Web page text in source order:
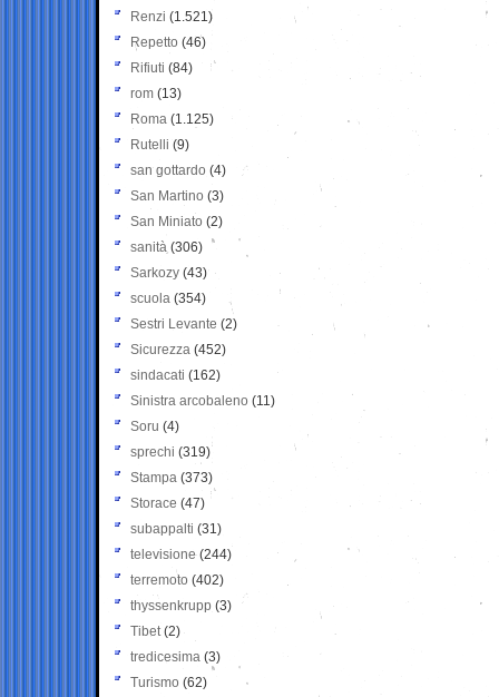
Renzi (1.521)
Repetto (46)
Rifiuti (84)
rom (13)
Roma (1.125)
Rutelli (9)
san gottardo (4)
San Martino (3)
San Miniato (2)
sanità (306)
Sarkozy (43)
scuola (354)
Sestri Levante (2)
Sicurezza (452)
sindacati (162)
Sinistra arcobaleno (11)
Soru (4)
sprechi (319)
Stampa (373)
Storace (47)
subappalti (31)
televisione(244)
terremoto (402)
thyssenkrupp (3)
Tibet(2)
tredicesima (3)
Turismo (62)